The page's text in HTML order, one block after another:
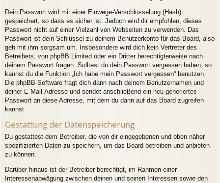
Dein Passwort wird mit einer Einwege-Verschlüsselung (Hash)
gespeichert, so dass es sicher ist. Jedoch wird dir empfohlen, dieses
Passwort nicht auf einer Vielzahl von Webseiten zu verwenden. Das
Passwort ist dein Schlüssel zu deinem Benutzerkonto für das Board, also
geh mit ihm sorgsam um. Insbesondere wird dich kein Vertreter des
Betreibers, von phpBB Limited oder ein Dritter berechtigterweise nach
deinem Passwort fragen. Solltest du dein Passwort vergessen haben, so
kannst du die Funktion „Ich habe mein Passwort vergessen“ benutzen.
Die phpBB-Software fragt dich dann nach deinem Benutzernamen und
deiner E-Mail-Adresse und sendet anschließend ein neu generiertes
Passwort an diese Adresse, mit dem du dann auf das Board zugreifen
kannst.
Gestattung der Datenspeicherung
Du gestattest dem Betreiber, die von dir eingegebenen und oben näher
spezifizierten Daten zu speichern, um das Board betreiben und anbieten
zu können.
Darüber hinaus ist der Betreiber berechtigt, im Rahmen einer
Interessenabwägung zwischen deinen und seinen Interessen sowie den